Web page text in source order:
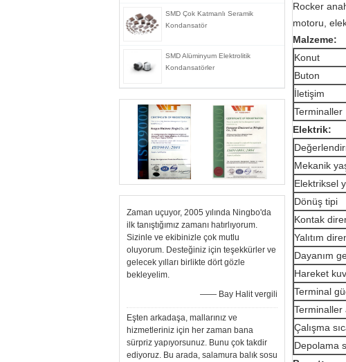
SMD Çok Katmanlı Seramik
Kondansatör
SMD Alüminyum Elektrolitik
Kondansatörler
Zaman uçuyor, 2005 yılında Ningbo'da
ilk tanıştığımız zamanı hatırlıyorum.
Sizinle ve ekibinizle çok mutlu
oluyorum. Desteğiniz için teşekkürler ve
gelecek yılları birlikte dört gözle
bekleyelim.
—— Bay Halit vergili
Eşten arkadaşa, mallarınız ve
hizmetleriniz için her zaman bana
sürpriz yapıyorsunuz. Bunu çok takdir
ediyoruz. Bu arada, salamura balık sosu
Rocker
motoru,
Malzeme:
Konut
Buton
İletişim
Terminaller
Elektrik:
Mekanik
Elektriksel
Dönüş tipi
Kontak
Yalıtım
Dayanım
Hareket
Terminal
Terminaller
Çalışma
Depolama